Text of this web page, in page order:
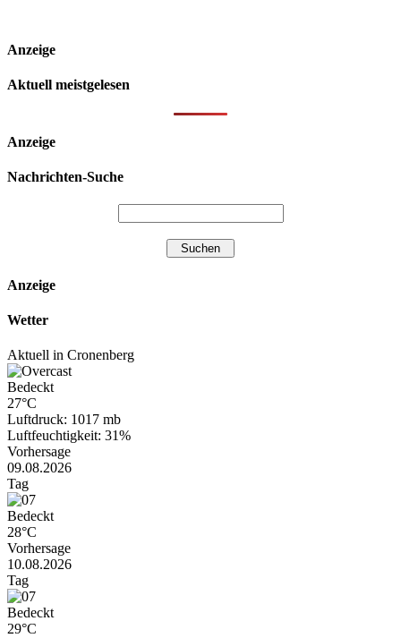
Anzeige
Aktuell meistgelesen
Anzeige
Nachrichten-Suche
Anzeige
Wetter
Aktuell in Cronenberg
Bedeckt
27°C
Luftdruck: 1017 mb
Luftfeuchtigkeit: 31%
Vorhersage
09.08.2026
Tag
Bedeckt
28°C
Vorhersage
10.08.2026
Tag
Bedeckt
29°C